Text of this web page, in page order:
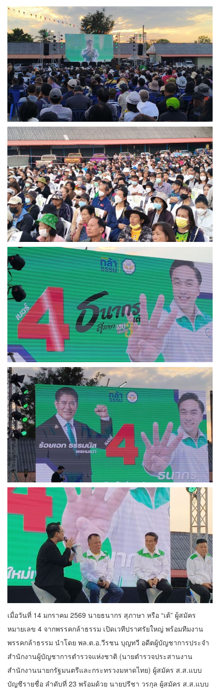
เมื่อวันที่ 14 มกราคม 2569 นายธนากร สุภาษา หรือ “เต้” ผู้สมัคร
หมายเลข 4 จากพรรคกล้าธรรม เปิดเวทีปราศรัยใหญ่ พร้อมทีมงาน
พรรคกล้าธรรม นำโดย พล.ต.อ.วีรชน บุญทวี อดีตผู้บัญชาการประจำ
สำนักงานผู้บัญชาการตำรวจแห่งชาติ (นายตำรวจประสานงาน
สำนักงานนายกรัฐมนตรีและกระทรวงมหาดไทย) ผู้สมัคร ส.ส.แบบ
บัญชีรายชื่อ ลำดับที่ 23 พร้อมด้วย นายปรีชา วรกุล ผู้สมัคร ส.ส.แบบ